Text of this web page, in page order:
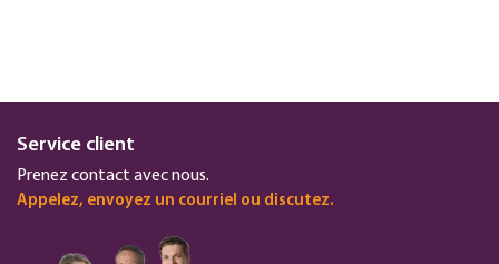
Service client
Prenez contact avec nous.
Appelez, envoyez un courriel ou discutez.